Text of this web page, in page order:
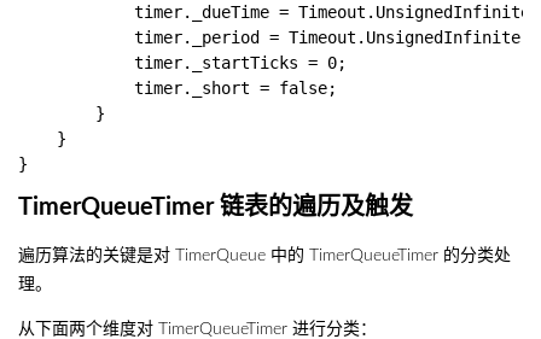
            timer._dueTime = Timeout.UnsignedInfinite;
            timer._period = Timeout.UnsignedInfinite;
            timer._startTicks = 0;
            timer._short = false;
        }
    }
TimerQueueTimer 链表的遍历及触发
遍历算法的关键是对 TimerQueue 中的 TimerQueueTimer 的分类处
理。
从下面两个维度对 TimerQueueTimer 进行分类：